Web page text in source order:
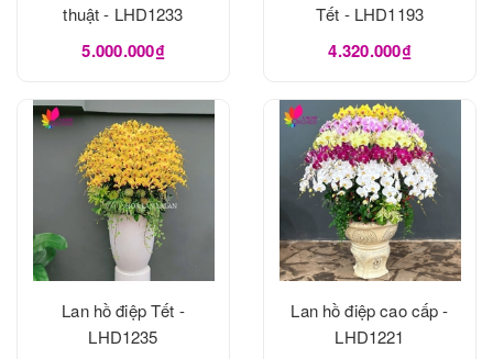
thuật - LHD1233
5.000.000₫
Tết - LHD1193
4.320.000₫
Lan hồ điệp Tết -
LHD1235
Lan hồ điệp cao cấp -
LHD1221